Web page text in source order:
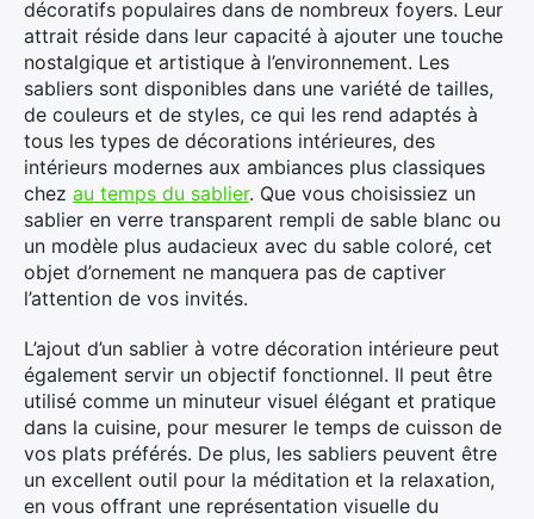
décoratifs populaires dans de nombreux foyers. Leur
attrait réside dans leur capacité à ajouter une touche
nostalgique et artistique à l’environnement. Les
sabliers sont disponibles dans une variété de tailles,
de couleurs et de styles, ce qui les rend adaptés à
tous les types de décorations intérieures, des
intérieurs modernes aux ambiances plus classiques
chez au temps du sablier. Que vous choisissiez un
sablier en verre transparent rempli de sable blanc ou
un modèle plus audacieux avec du sable coloré, cet
objet d’ornement ne manquera pas de captiver
l’attention de vos invités.
L’ajout d’un sablier à votre décoration intérieure peut
également servir un objectif fonctionnel. Il peut être
utilisé comme un minuteur visuel élégant et pratique
dans la cuisine, pour mesurer le temps de cuisson de
vos plats préférés. De plus, les sabliers peuvent être
un excellent outil pour la méditation et la relaxation,
en vous offrant une représentation visuelle du